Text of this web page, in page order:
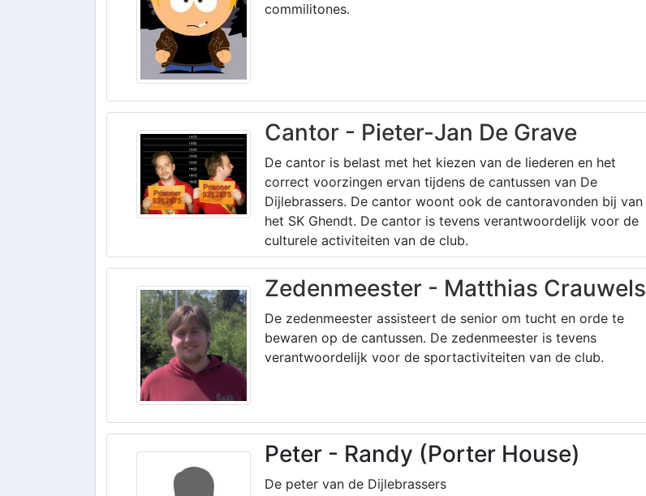
commilitones.
Cantor - Pieter-Jan De Grave
De cantor is belast met het kiezen van de liederen en het
correct voorzingen ervan tijdens de cantussen van De
Dijlebrassers. De cantor woont ook de cantoravonden bij van
het SK Ghendt. De cantor is tevens verantwoordelijk voor de
culturele activiteiten van de club.
Zedenmeester - Matthias Crauwels
De zedenmeester assisteert de senior om tucht en orde te
bewaren op de cantussen. De zedenmeester is tevens
verantwoordelijk voor de sportactiviteiten van de club.
Peter - Randy (Porter House)
De peter van de Dijlebrassers